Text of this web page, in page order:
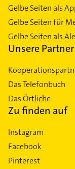
Gelbe Seiten als
Gelbe Seiten für
Gelbe Seiten als
Unsere Partner
Das Telefonbuch
Das Örtliche
Zu finden auf
Instagram
Facebook
Pinterest